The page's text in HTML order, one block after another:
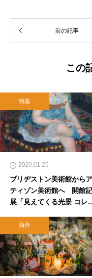
前の記事
この
特集
2020.01.25
ブリヂストン美術館から
ティゾン美術館へ 開館
展「見えてくる光景 コレ
どに新しい光
海外